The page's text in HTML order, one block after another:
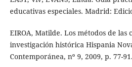
educativas especiales. Madrid:
EIROA, Matilde. Los métodos de las
investigación histórica Hispania
Contemporánea, nº 9, 2009, p. 77-91.